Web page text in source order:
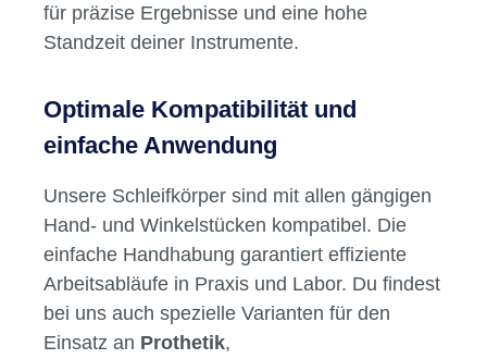
für präzise Ergebnisse und eine hohe
Standzeit deiner Instrumente.
Optimale Kompatibilität und
einfache Anwendung
Unsere Schleifkörper sind mit allen gängigen
Hand- und Winkelstücken kompatibel. Die
einfache Handhabung garantiert effiziente
Arbeitsabläufe in Praxis und Labor. Du findest
bei uns auch spezielle Varianten für den
Einsatz an Prothetik,